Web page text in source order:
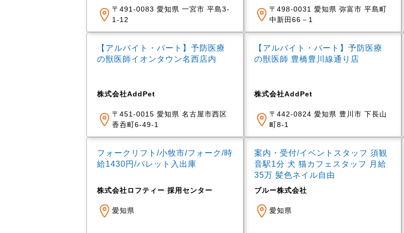
〒491-0083 愛知県 一宮市 平島3-
1-12
〒498-0031 愛知県 弥富市 平島町
中新田66－1
【アルバイト・パート】予防医療
の獣医師イオンタウン名西店内
株式会社AddPet
〒451-0015 愛知県 名古屋市西区
香呑町6-49-1
【アルバイト・パート】予防医療
の獣医師 豊橋豊川線通り店
株式会社AddPet
〒442-0824 愛知県 豊川市 下長山
町8-1
フォークリフト/小牧市/フォーク/時
給1430円/パレット入出庫
株式会社ロフティー 採用センター
愛知県
案内・受付/イベントスタッフ 須観
音駅1分 犬 猫カフェスタッフ 月給
35万 髪色ネイル自由
ブルー株式会社
愛知県